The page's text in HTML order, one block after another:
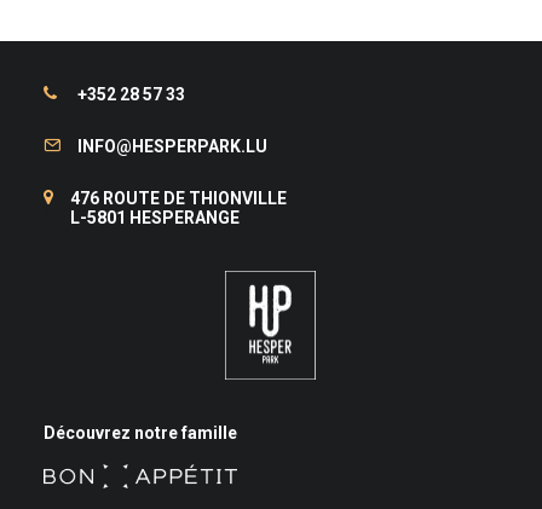
+352 28 57 33
INFO@HESPERPARK.LU
476 ROUTE DE THIONVILLE
L-5801 HESPERANGE
Découvrez notre famille